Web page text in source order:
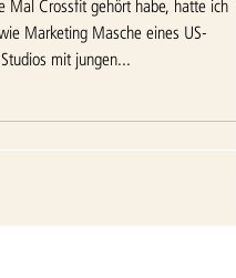
Mal Crossfit gehört habe, hatte ich